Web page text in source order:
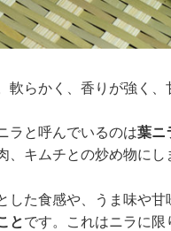
軟らかく、香りが強く、
ラと呼んでいるのは葉ニ
、キムチとの炒め物にし
した食感や、うま味や
とです。これはニラに限